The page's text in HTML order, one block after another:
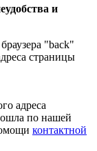
и
"back"
страницы
адреса
по нашей
контактной